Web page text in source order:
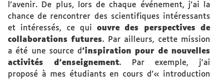
l'avenir. De plus, lors de chaque événement, j'ai la
chance de rencontrer des scientifiques intéressants
et intéressés, ce quiouvre des perspectives de
collaborations futures. Par ailleurs, cette mission
a été une source d'inspiration pour de nouvelles
activités d'enseignement. Par exemple, j'ai
proposé à mes étudiants en cours d'« introduction